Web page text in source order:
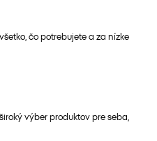
čo potrebujete a za nízke
výber produktov pre seba,